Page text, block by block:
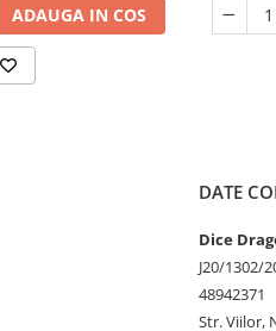
ADAUGA IN COS
DATE
Dice
J20/1302/
48942371
Str. Viilor,